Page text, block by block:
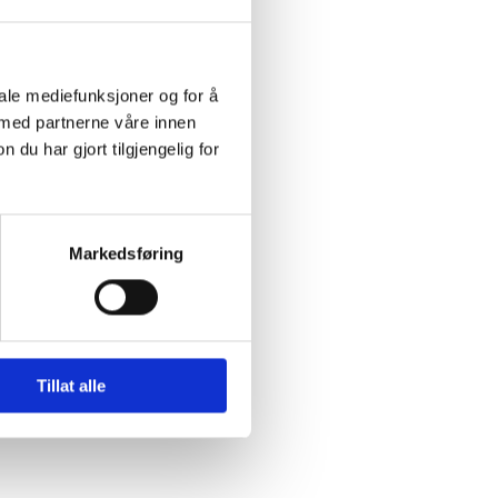
mediefunksjoner og for å
partnerne våre innen
du har gjort tilgjengelig for
Markedsføring
Tillat alle